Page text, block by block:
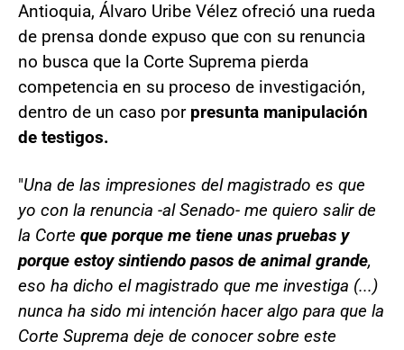
Antioquia, Álvaro Uribe Vélez ofreció una rueda
de prensa donde expuso que con su renuncia
no busca que la Corte Suprema pierda
competencia en su proceso de investigación,
dentro de un caso por presunta manipulación
de testigos.
"Una de las impresiones del magistrado es que
yo con la renuncia -al Senado- me quiero salir de
la Corte que porque me tiene unas pruebas y
porque estoy sintiendo pasos de animal grande,
eso ha dicho el magistrado que me investiga (...)
nunca ha sido mi intención hacer algo para que la
Corte Suprema deje de conocer sobre este